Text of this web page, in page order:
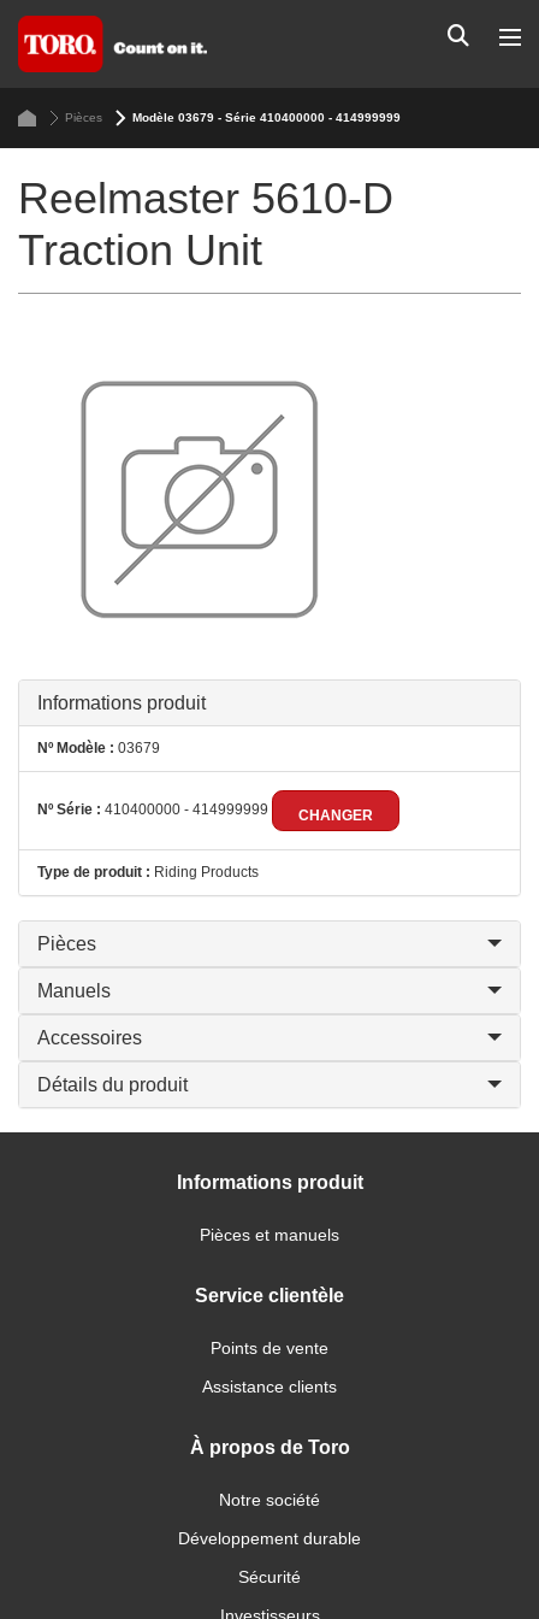
Pièces Modèle 03679 - Série 410400000 - 414999999
Reelmaster 5610-D
Traction Unit
Informations produit
Nº Modèle : 03679
Nº Série : 410400000 - 414999999 CHANGER
Type de produit : Riding Products
Pièces
Manuels
Accessoires
Détails du produit
Informations produit
Pièces et manuels
Service clientèle
Points de vente
Assistance clients
À propos de Toro
Notre société
Développement durable
Sécurité